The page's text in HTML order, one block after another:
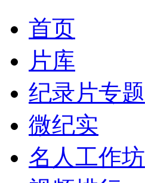
首页
片库
纪录片专题
微纪实
名人工作坊